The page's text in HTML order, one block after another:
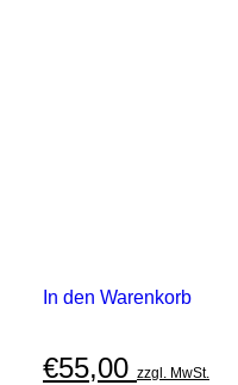
In den Warenkorb
€55,00 zzgl. MwSt.